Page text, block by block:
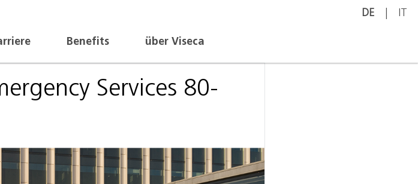
DE
Benefits über Viseca
Services 80-